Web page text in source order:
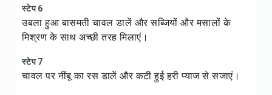
स्टेप 6
उबला हुआ बासमती चावल डालें और सब्जियों और मसालों के
मिश्रण के साथ अच्छी तरह मिलाएं।
स्टेप 7
चावल पर नींबू का रस डालें और कटी हुई हरी प्याज से सजाएं।